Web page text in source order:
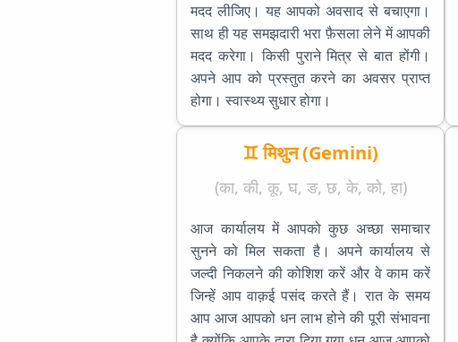
मदद लीजिए। यह आपको अवसाद से बचाएगा।
साथ ही यह समझदारी भरा फ़ैसला लेने में आपकी
मदद करेगा। किसी पुराने मित्र से बात होंगी।
अपने आप को प्रस्तुत करने का अवसर प्राप्त
होगा। स्वास्थ्य सुधार होगा।
♊ मिथुन (Gemini)
(का, की, कू, घ, ङ, छ, के, को, हा)
आज कार्यालय में आपको कुछ अच्छा समाचार
सुनने को मिल सकता है। अपने कार्यालय से
जल्दी निकलने की कोशिश करें और वे काम करें
जिन्हें आप वाक़ई पसंद करते हैं। रात के समय
आप आज आपको धन लाभ होने की पूरी संभावना